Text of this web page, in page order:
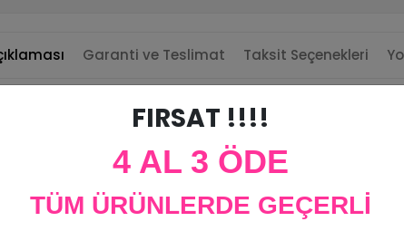
Garanti ve Teslimat Taksit Seçenekleri
iadesi kabul edilmemektedir.
yapılır.
FIRSAT !!!!
4 AL 3 ÖDE
TÜM ÜRÜNLERDE GEÇERLİ